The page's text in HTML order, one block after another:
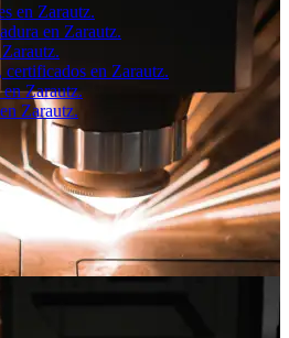
en Zarautz.
en Zarautz.
en Zarautz.
Zarautz.
Zarautz.